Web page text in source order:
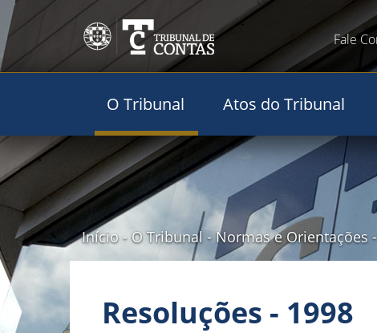
Fale
O Tribunal Atos do Tribunal
Início - O Tribunal - Normas e Orientações -
Resoluções - 1998